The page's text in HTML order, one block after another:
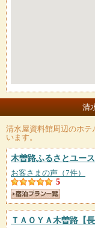
清
清水屋資料館周辺のホテ
います。
木曽路ふるさとユー
お客さまの声（7件）
5
ＴＡＯＹＡ木曽路 【